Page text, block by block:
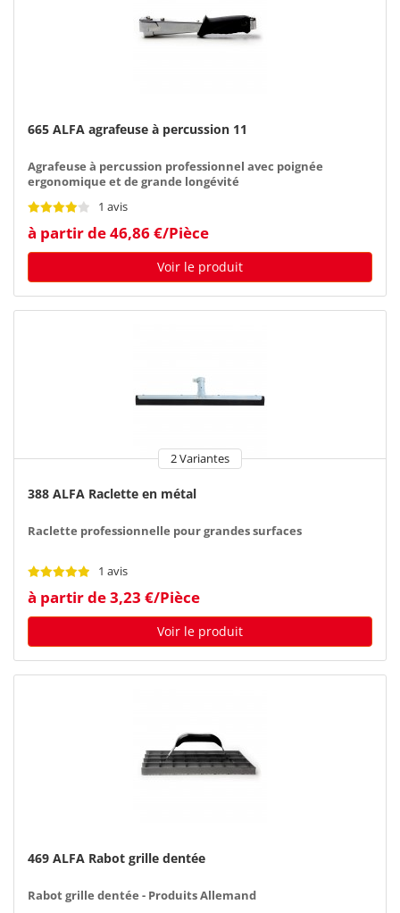
665 ALFA agrafeuse à percussion 11
Agrafeuse à percussion professionnel avec poignée
ergonomique et de grande longévité
1 avis
à partir de 46,86 €/Pièce
Voir le produit
2 Variantes
388 ALFA Raclette en métal
Raclette professionnelle pour grandes surfaces
1 avis
à partir de 3,23 €/Pièce
Voir le produit
469 ALFA Rabot grille dentée
Rabot grille dentée - Produits Allemand